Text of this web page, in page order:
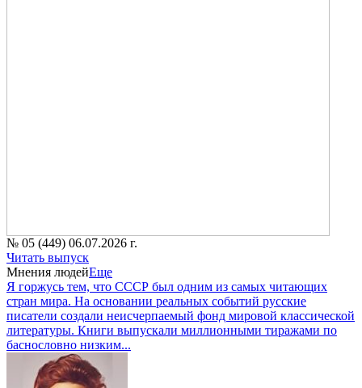
№ 05 (449) 06.07.2026 г.
Читать выпуск
Мнения людейЕще
Я горжусь тем, что СССР был одним из самых читающих
стран мира. На основании реальных событий русские
писатели создали неисчерпаемый фонд мировой классической
литературы. Книги выпускали миллионными тиражами по
баснословно низким...